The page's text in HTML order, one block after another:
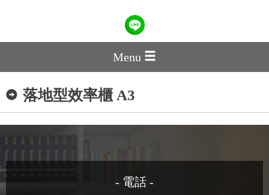
Menu
落地型效率櫃 A3
- 電話 -